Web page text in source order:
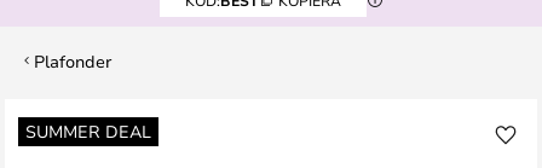
Plafonder
SUMMER DEAL
Hoppa
till